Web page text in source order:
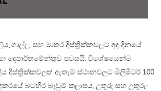
ගාල්ල, සහ මාතර දිස්ත්‍රික්කවලට අද දිනයේ
දෙපාර්තමේන්තුව පවසයි. විශේෂයෙන්ම
දිස්ත්‍රික්කවලත් ඇතැම් ස්ථානවලට මිලිමීටර් 100
බටහිර බෑවුම් කලාපය, උතුරු සහ උතුරු-